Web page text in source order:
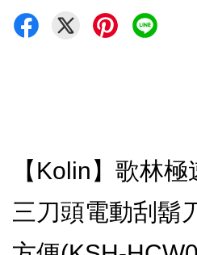
【Kolin】歌林
三刀頭電動刮鬍